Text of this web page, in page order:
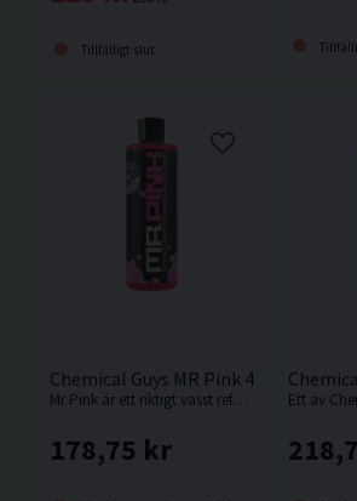
Tillfälligt slut
Chemical Guys MR Pink 473ml
Mr Pink är ett riktigt vasst referensschampo som många har försökt kopiera. Det finns bara ett original.
178,75 kr